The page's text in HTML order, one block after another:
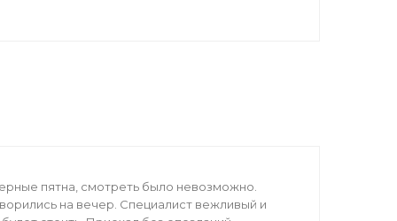
пятна, смотреть было невозможно.
на вечер. Специалист вежливый и